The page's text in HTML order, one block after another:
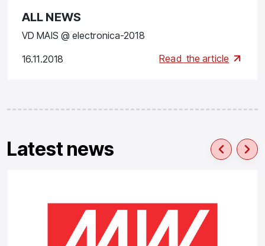
ALL NEWS
VD MAIS @ electronica-2018
16.11.2018 Read the article
Latest news